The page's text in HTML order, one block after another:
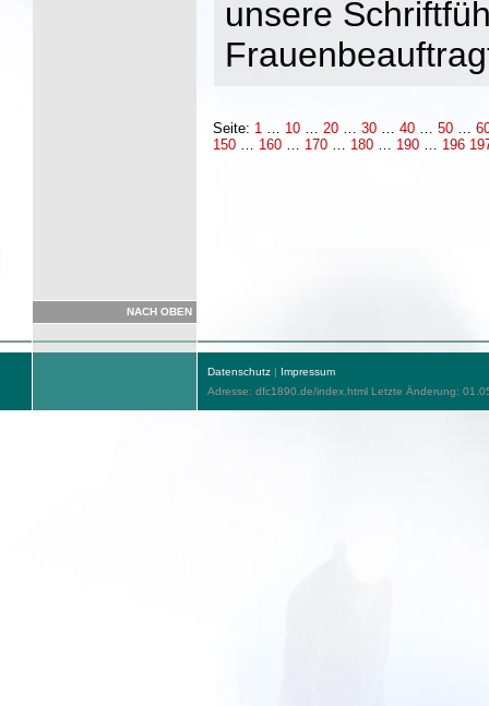
unsere
Seite: 1 … 10 … 20 … 30 … 40 … 50 …
150 … 160 … 170 … 180 … 190 … 196
NACH OBEN
Datenschutz | Impressum
Adresse: dfc1890.de/index.html Letzte Änderung: